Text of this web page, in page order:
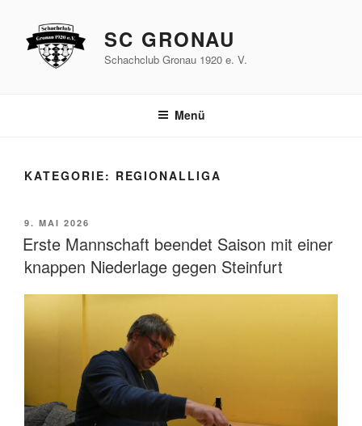
springen
SC GRONAU
Schachclub Gronau 1920 e. V.
Menü
KATEGORIE: REGIONALLIGA
VERÖFFENTLICHT
AM
9. MAI 2026
Erste Mannschaft beendet Saison mit einer
knappen Niederlage gegen Steinfurt